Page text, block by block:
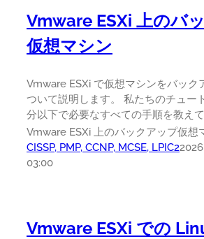
Vmware ESXi 上のバ
仮想マシン
Vmware ESXi で仮想マシンをバック
ついて説明します。 私たちのチュー
分以下で必要なすべての手順を教えて
Vmware ESXi 上のバックアップ仮想
CISSP, PMP, CCNP, MCSE, LPIC2
03:00
Vmware ESXi での